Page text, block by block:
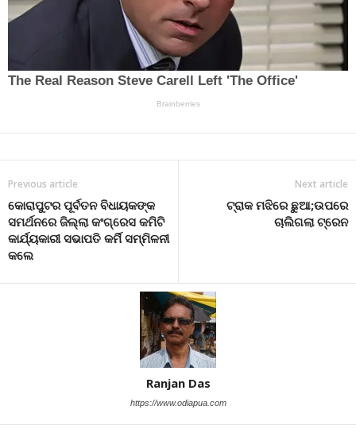
Previous article
କୋରାପୁଟର ପୂର୍ବତନ ବିଧାୟକଙ୍କ
ସମର୍ଥନରେ ଜିଲ୍ଲା କଂଗ୍ରେସ କମିଟି
କାର୍ଯ୍ୟକାରୀ ସଭାପତି କର୍ମି ସମ୍ମିଳନୀ
କଲେ
Next article
ଟ୍ରାକ ମଝିରେ ଛୁଆ;ଉପରେ
ଚାଲିଗଲା ଟ୍ରେନ
Ranjan Das
https://www.odiapua.com